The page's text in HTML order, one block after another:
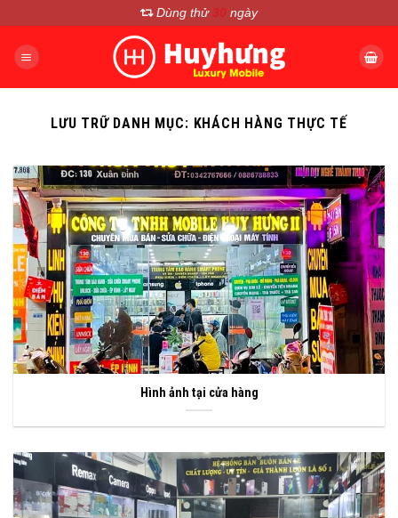
nội
Dùng thử 30 ngày
LƯU TRỮ DANH MỤC: KHÁCH HÀNG THỰC TẾ
Hình ảnh tại cửa hàng